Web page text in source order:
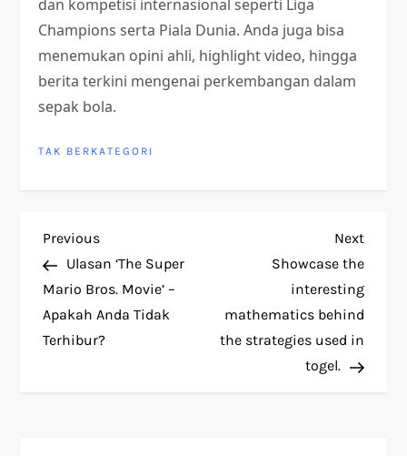
dan kompetisi internasional seperti Liga
Champions serta Piala Dunia. Anda juga bisa
menemukan opini ahli, highlight video, hingga
berita terkini mengenai perkembangan dalam
sepak bola.
TAK BERKATEGORI
P
o
s
Previous
Post
Previous
Ulasan ‘The Super
Mario Bros. Movie’ –
Apakah Anda Tidak
Terhibur?
Next
Post
Next
Showcase the
interesting
mathematics behind
the strategies used in
togel.